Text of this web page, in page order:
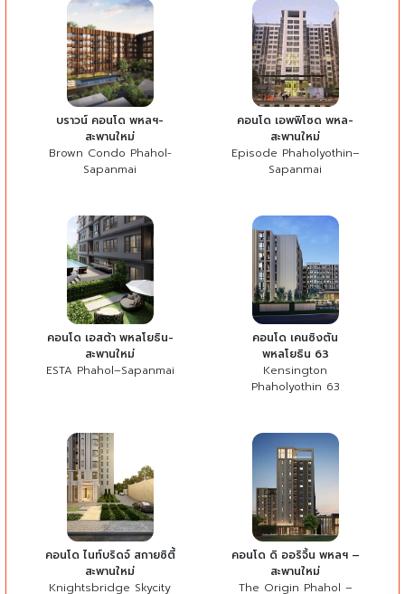
บราวน์ คอนโด พหลฯ-
สะพานใหม่
Brown Condo Phahol-
Sapanmai
คอนโด เอพพิโซด พหล-
สะพานใหม่
Episode Phaholyothin–
Sapanmai
คอนโด เอสต้า พหลโยธิน-
สะพานใหม่
ESTA Phahol–Sapanmai
คอนโด เคนซิงตัน
พหลโยธิน 63
Kensington
Phaholyothin 63
คอนโด ไนท์บริดจ์ สกายซิตี้
สะพานใหม่
Knightsbridge Skycity
คอนโด ดิ ออริจิ้น พหลฯ –
สะพานใหม่
The Origin Phahol –